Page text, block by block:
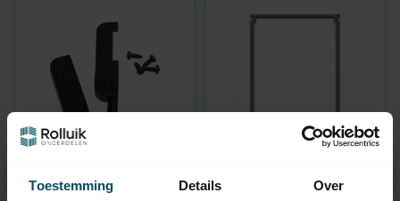
Toestemming Details Over
HUISMERK HUISMERK